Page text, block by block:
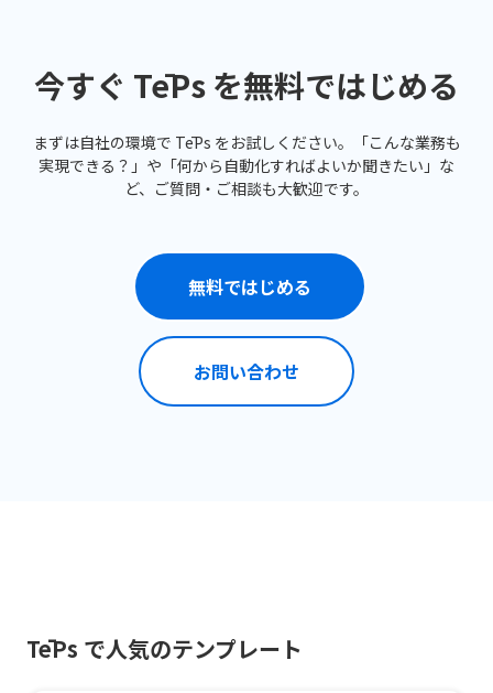
今すぐ TēPs を無料ではじめる
まずは自社の環境で TēPs をお試しください。「こんな業務も
実現できる？」や「何から自動化すればよいか聞きたい」な
ど、ご質問・ご相談も大歓迎です。
無料ではじめる
お問い合わせ
TēPs で人気のテンプレート